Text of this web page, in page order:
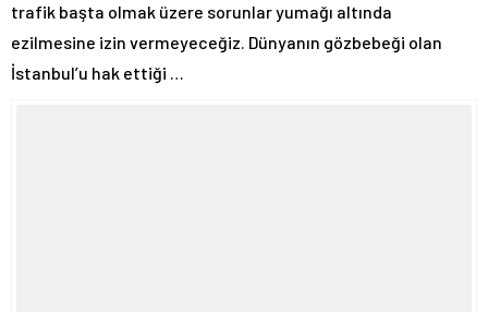
trafik başta olmak üzere sorunlar yumağı altında
ezilmesine izin vermeyeceğiz. Dünyanın gözbebeği olan
İstanbul’u hak ettiği …